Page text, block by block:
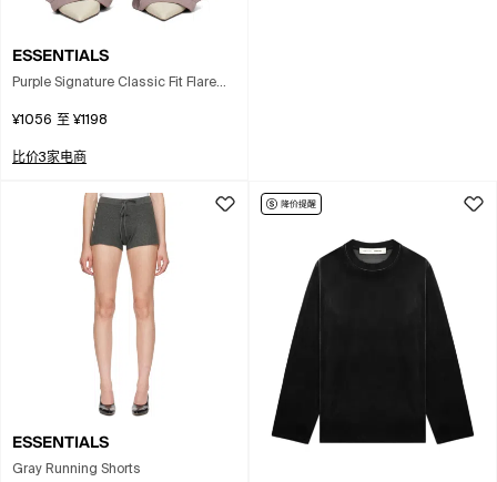
ESSENTIALS
Purple Signature Classic Fit Flare
¥1056 至 ¥1198
比价3家电商
ESSENTIALS
Gray Running Shorts